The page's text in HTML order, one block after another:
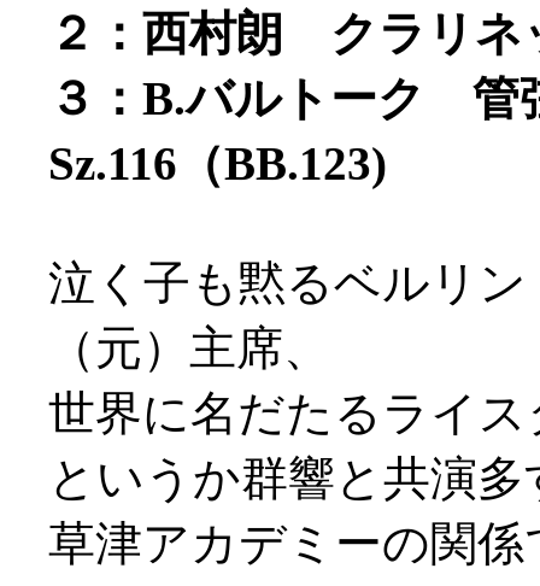
２：西村朗 クラリネ
３：B.バルトーク 管
Sz.116（BB.123)
泣く子も黙るベルリ
（元）主席、
世界に名だたるライ
というか群響と共演
草津アカデミーの関